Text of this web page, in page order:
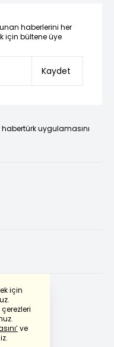
için
ve
haberlerini her
için bültene üye
Kaydet
uygulamasını